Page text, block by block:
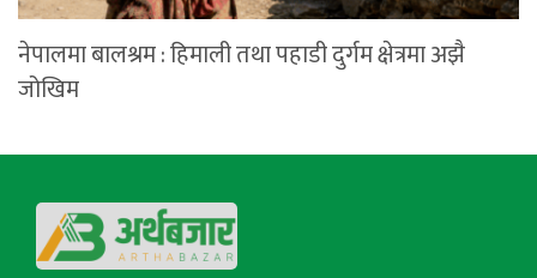
नेपालमा बालश्रम : हिमाली तथा पहाडी दुर्गम क्षेत्रमा अझै
जोखिम